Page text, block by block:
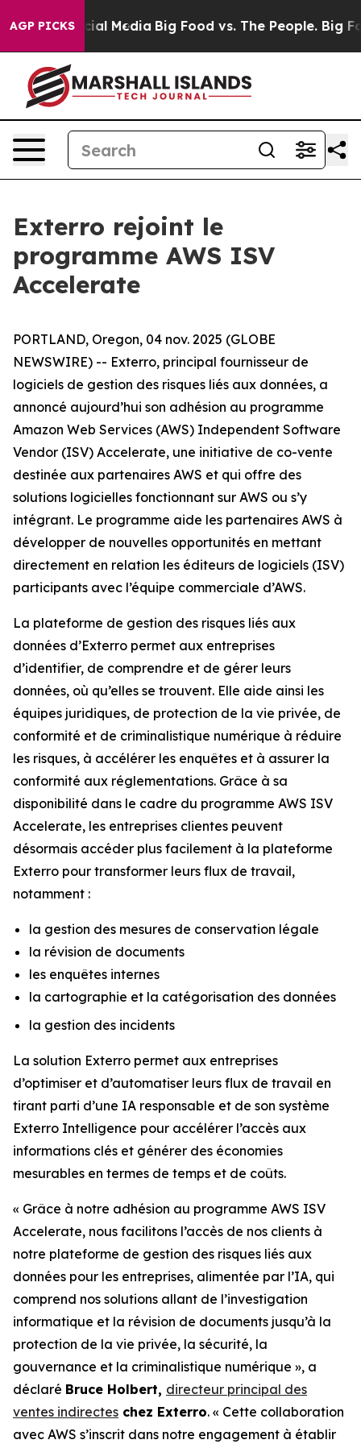
AGP PICKS
on Social Media Big Food vs. The People. Big
Exterro rejoint le
programme AWS ISV
Accelerate
PORTLAND, Oregon, 04 nov. 2025 (GLOBE
NEWSWIRE) -- Exterro, principal fournisseur de
logiciels de gestion des risques liés aux données, a
annoncé aujourd’hui son adhésion au programme
Amazon Web Services (AWS) Independent Software
Vendor (ISV) Accelerate, une initiative de co-vente
destinée aux partenaires AWS et qui offre des
solutions logicielles fonctionnant sur AWS ou s’y
intégrant. Le programme aide les partenaires AWS à
développer de nouvelles opportunités en mettant
directement en relation les éditeurs de logiciels (ISV)
participants avec l’équipe commerciale d’AWS.
La plateforme de gestion des risques liés aux
données d’Exterro permet aux entreprises
d’identifier, de comprendre et de gérer leurs
données, où qu’elles se trouvent. Elle aide ainsi les
équipes juridiques, de protection de la vie privée, de
conformité et de criminalistique numérique à réduire
les risques, à accélérer les enquêtes et à assurer la
conformité aux réglementations. Grâce à sa
disponibilité dans le cadre du programme AWS ISV
Accelerate, les entreprises clientes peuvent
désormais accéder plus facilement à la plateforme
Exterro pour transformer leurs flux de travail,
notamment :
la gestion des mesures de conservation légale
la révision de documents
les enquêtes internes
la cartographie et la catégorisation des données
la gestion des incidents
La solution Exterro permet aux entreprises
d’optimiser et d’automatiser leurs flux de travail en
tirant parti d’une IA responsable et de son système
Exterro Intelligence pour accélérer l’accès aux
informations clés et générer des économies
mesurables en termes de temps et de coûts.
« Grâce à notre adhésion au programme AWS ISV
Accelerate, nous facilitons l’accès de nos clients à
notre plateforme de gestion des risques liés aux
données pour les entreprises, alimentée par l’IA, qui
comprend nos solutions allant de l’investigation
informatique et la révision de documents jusqu’à la
protection de la vie privée, la sécurité, la
gouvernance et la criminalistique numérique », a
déclaré Bruce Holbert, directeur principal des
ventes indirectes chez Exterro. « Cette collaboration
avec AWS s’inscrit dans notre engagement à établir